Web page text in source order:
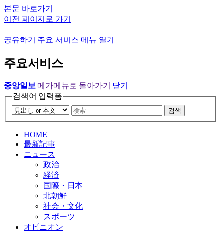
본문 바로가기
이전 페이지로 가기
공유하기 주요 서비스 메뉴 열기
주요서비스
중앙일보 메가메뉴로 돌아가기
닫기
검색어 입력폼
검색
HOME
最新記事
ニュース
政治
経済
国際・日本
北朝鮮
社会・文化
スポーツ
オピニオン